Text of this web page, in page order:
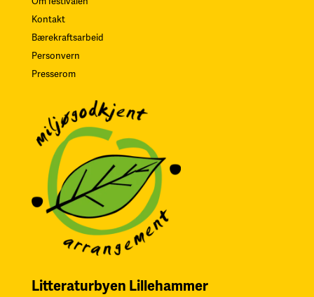
Kontakt
Bærekraftsarbeid
Personvern
Presserom
Litteraturbyen Lillehammer